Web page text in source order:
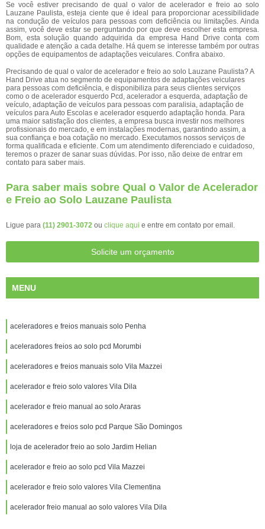
Se você estiver precisando de qual o valor de acelerador e freio ao solo
Lauzane Paulista, esteja ciente que é ideal para proporcionar acessibilidade
na condução de veículos para pessoas com deficiência ou limitações. Ainda
assim, você deve estar se perguntando por que deve escolher esta empresa.
Bom, esta solução quando adquirida da empresa Hand Drive conta com
qualidade e atenção a cada detalhe. Há quem se interesse também por outras
opções de equipamentos de adaptações veiculares. Confira abaixo.
Precisando de qual o valor de acelerador e freio ao solo Lauzane Paulista? A
Hand Drive atua no segmento de equipamentos de adaptações veiculares
para pessoas com deficiência, e disponibiliza para seus clientes serviços
como o de acelerador esquerdo Pcd, acelerador a esquerda, adaptação de
veículo, adaptação de veículos para pessoas com paralisia, adaptação de
veículos para Auto Escolas e acelerador esquerdo adaptação honda. Para
uma maior satisfação dos clientes, a empresa busca investir nos melhores
profissionais do mercado, e em instalações modernas, garantindo assim, a
sua confiança e boa cotação no mercado. Executamos nossos serviços de
forma qualificada e eficiente. Com um atendimento diferenciado e cuidadoso,
teremos o prazer de sanar suas dúvidas. Por isso, não deixe de entrar em
contato para saber mais.
Para saber mais sobre Qual o Valor de Acelerador
e Freio ao Solo Lauzane Paulista
Ligue para (11) 2901-3072 ou clique aqui e entre em contato por email.
Solicite um orçamento
MENU
aceleradores e freios manuais solo Penha
aceleradores freios ao solo pcd Morumbi
aceleradores e freios manuais solo Vila Mazzei
acelerador e freio solo valores Vila Dila
acelerador e freio manual ao solo Araras
aceleradores e freios solo pcd Parque São Domingos
loja de acelerador freio ao solo Jardim Helian
acelerador e freio ao solo pcd Vila Mazzei
acelerador e freio solo valores Vila Clementina
acelerador freio manual ao solo valores Vila Dila